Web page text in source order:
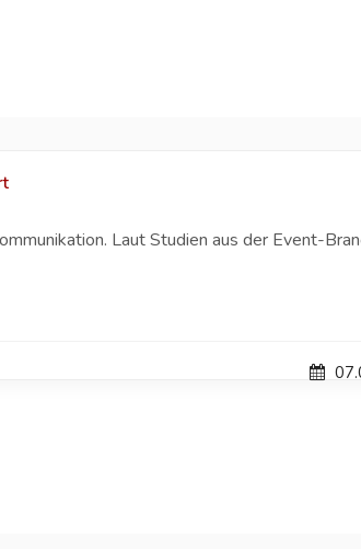
Laut Studien aus der Event-